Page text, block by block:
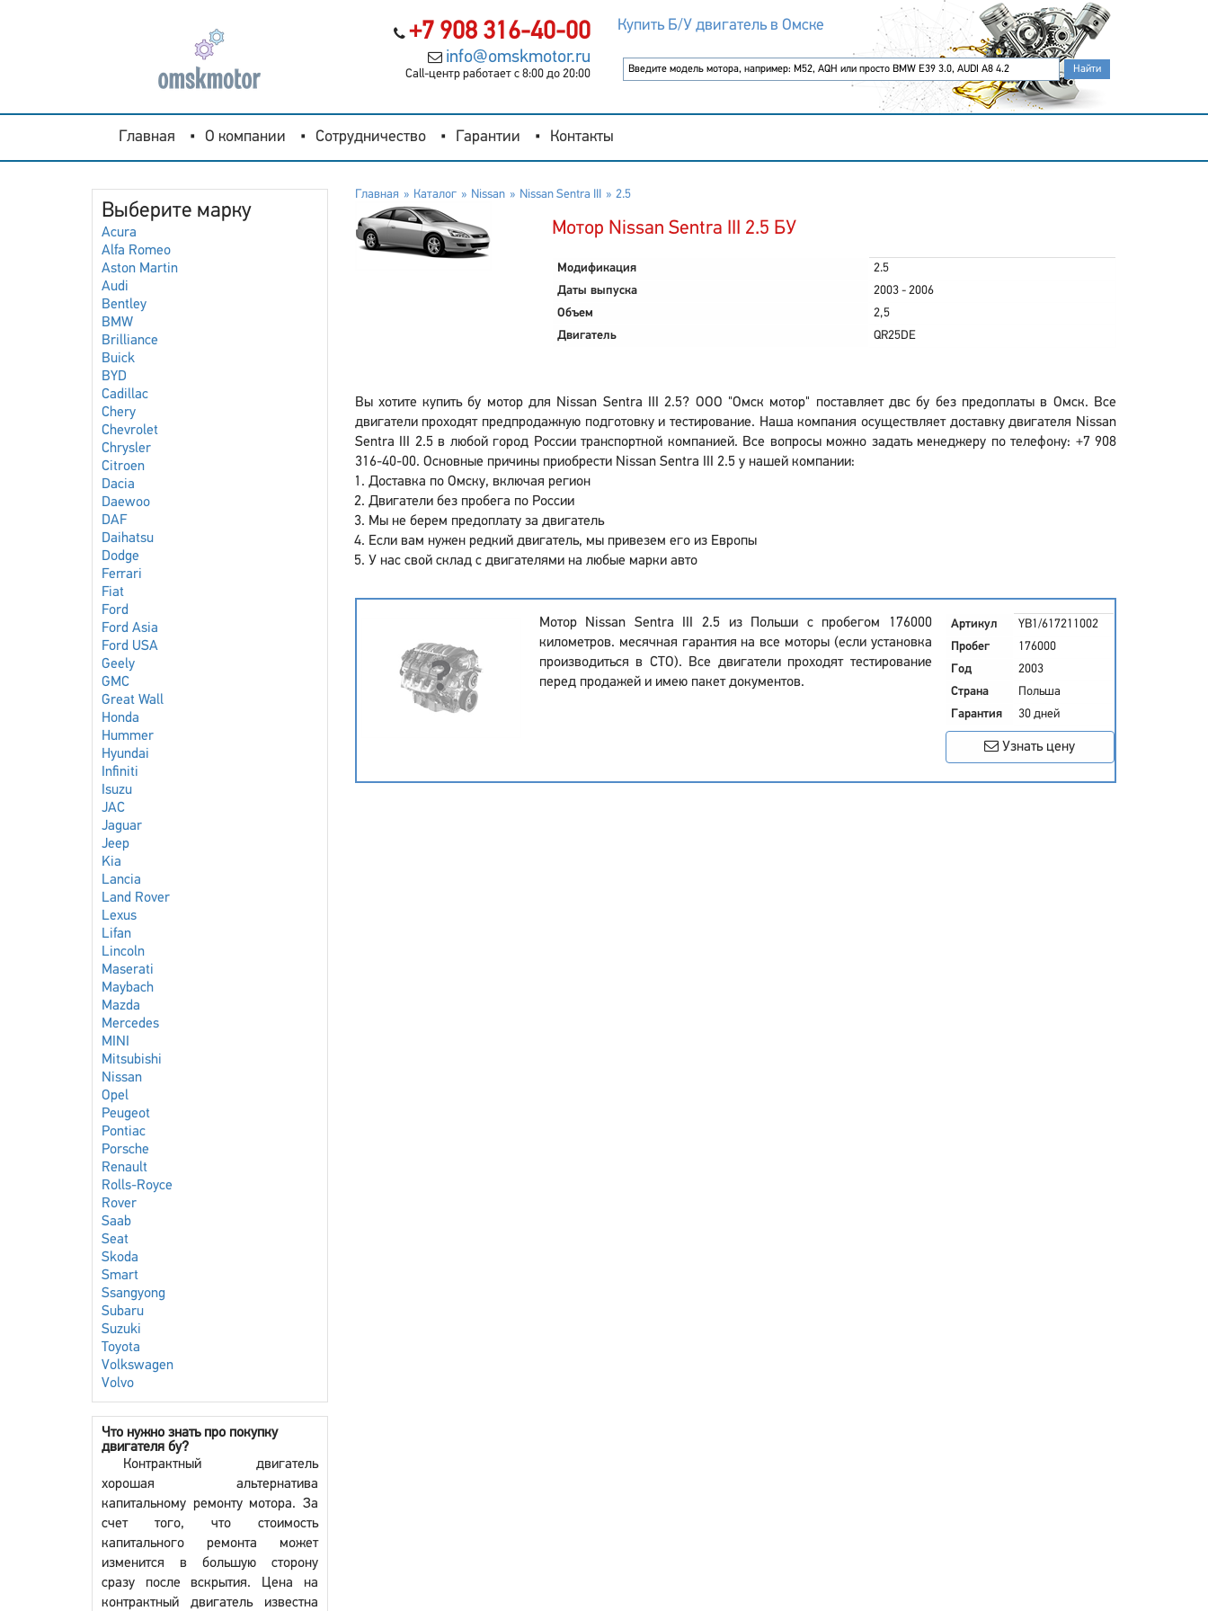
+7 908 316-40-00
info@omskmotor.ru
Call-центр работает с 8:00 до 20:00
Купить Б/У двигатель в Омске
Главная О компании Сотрудничество Гарантии Контакты
Выберите марку
Acura
Alfa Romeo
Aston Martin
Audi
Bentley
BMW
Brilliance
Buick
BYD
Cadillac
Chery
Chevrolet
Chrysler
Citroen
Dacia
Daewoo
DAF
Daihatsu
Dodge
Ferrari
Fiat
Ford
Ford Asia
Ford USA
Geely
GMC
Great Wall
Honda
Hummer
Hyundai
Infiniti
Isuzu
JAC
Jaguar
Jeep
Kia
Lancia
Land Rover
Lexus
Lifan
Lincoln
Maserati
Maybach
Mazda
Mercedes
MINI
Mitsubishi
Nissan
Opel
Peugeot
Pontiac
Porsche
Renault
Rolls-Royce
Rover
Saab
Seat
Skoda
Smart
Ssangyong
Subaru
Suzuki
Toyota
Volkswagen
Volvo
Что нужно знать про покупку
двигателя бу?
Контрактный двигатель
хорошая альтернатива
капитальному ремонту мотора. За
счет того, что стоимость
капитального ремонта может
изменится в большую сторону
сразу после вскрытия. Цена на
контрактный двигатель известна
Главная Каталог Nissan Nissan Sentra III 2.5
Мотор Nissan Sentra III 2.5 БУ
Модификация
2.5
Даты выпуска
2003 - 2006
Объем
2,5
Двигатель
QR25DE
Вы хотите купить бу мотор для Nissan Sentra III 2.5? ООО "Омск мотор" поставляет двс бу без предоплаты в Омск. Все
двигатели проходят предпродажную подготовку и тестирование. Наша компания осуществляет доставку двигателя Nissan
Sentra III 2.5 в любой город России транспортной компанией. Все вопросы можно задать менеджеру по телефону: +7 908
316-40-00. Основные причины приобрести Nissan Sentra III 2.5 у нашей компании:
Доставка по Омску, включая регион
Двигатели без пробега по России
Мы не берем предоплату за двигатель
Если вам нужен редкий двигатель, мы привезем его из Европы
У нас свой склад с двигателями на любые марки авто
Мотор Nissan Sentra III 2.5 из Польши с пробегом 176000
километров. месячная гарантия на все моторы (если установка
производиться в СТО). Все двигатели проходят тестирование
перед продажей и имею пакет документов.
Артикул
YB1/617211002
Пробег
176000
Год
2003
Страна
Польша
Гарантия
30 дней
Узнать цену